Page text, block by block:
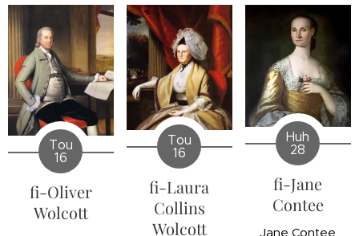
Tou
16
fi-Oliver
Wolcott
Tou
16
fi-Laura
Collins
Wolcott
Huh
28
fi-Jane
Contee
Jane Contee